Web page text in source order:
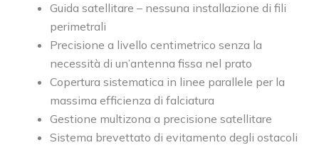
Guida satellitare – nessuna installazione di fili
perimetrali
Precisione a livello centimetrico senza la
necessità di un’antenna fissa nel prato
Copertura sistematica in linee parallele per la
massima efficienza di falciatura
Gestione multizona a precisione satellitare
Sistema brevettato di evitamento degli ostacoli